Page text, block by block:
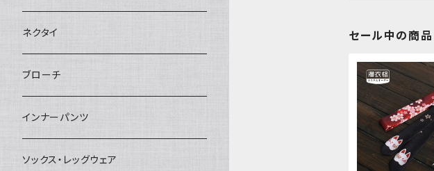
セール中の商品
ヘッドドレス・カチューシャ
ヘアゴム
簪
ネクタイ
ブローチ
インナーパンツ
ソックス・レッグウェア